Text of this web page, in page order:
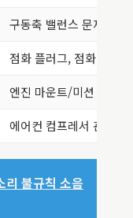
구동축 밸런스 문제, 변
점화 플러그, 점화 코일,
엔진 마운트/미션 마운
에어컨 컴프레서 관련 문
리 불규칙 소음